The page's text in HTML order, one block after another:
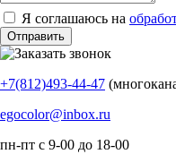
Я соглашаюсь на
+7(812)493-44-47
egocolor@inbox.ru
пн-пт с 9-00 до 18-00